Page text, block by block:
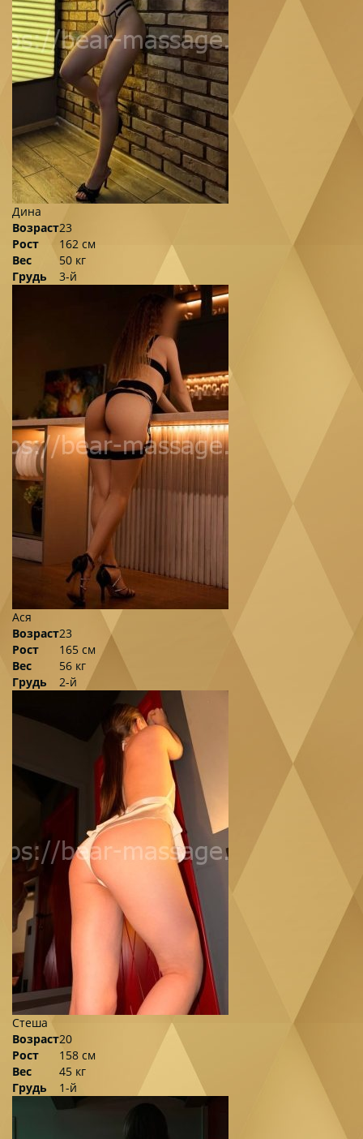
Дина
Возраст23
Рост
162 см
Вес
50 кг
Грудь
3-й
Ася
Возраст23
Рост
165 см
Вес
56 кг
Грудь
2-й
Стеша
Возраст20
Рост
158 см
Вес
45 кг
Грудь
1-й